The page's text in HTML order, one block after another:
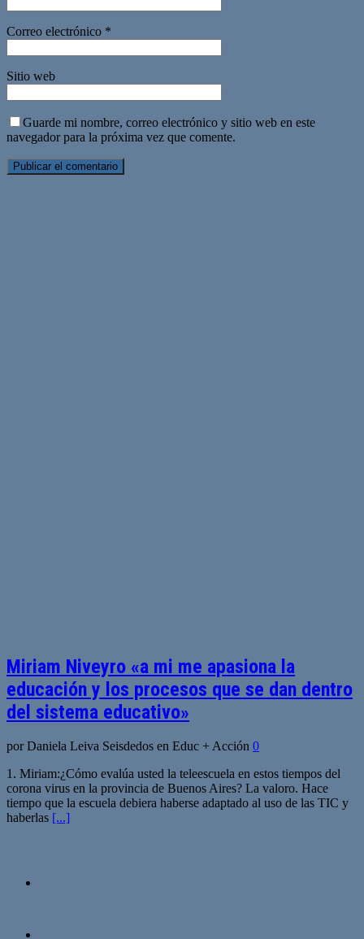
Correo electrónico *
Sitio web
Guarde mi nombre, correo electrónico y sitio web en este
navegador para la próxima vez que comente.
Miriam Niveyro «a mi me apasiona la
educación y los procesos que se dan dentro
del sistema educativo»
por Daniela Leiva Seisdedos en Educ + Acción 0
1. Miriam:¿Cómo evalúa usted la teleescuela en estos tiempos del
corona virus en la provincia de Buenos Aires? La valoro. Hace
tiempo que la escuela debiera haberse adaptado al uso de las TIC y
haberlas [...]